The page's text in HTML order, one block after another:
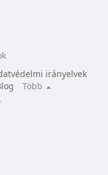
irányelvek
Több